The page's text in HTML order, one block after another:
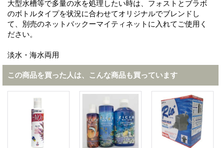
大型水槽等で多量の水を処理したい時は、フォストとブラボ
のボトルタイプを状況に合わせてオリジナルでブレンドし
て、別売のネットバックーマイティネットに入れてご使用く
ださい。
淡水・海水両用
この商品を買った人は、こんな商品も買っています